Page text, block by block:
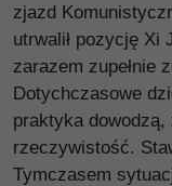
zjazd
utrwalił pozycję Xi
zarazem zupełnie
Dotychczasowe
praktyka dowodzą,
rzeczywistość.
Tymczasem